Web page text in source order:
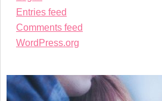
Entries feed
Comments feed
WordPress.org